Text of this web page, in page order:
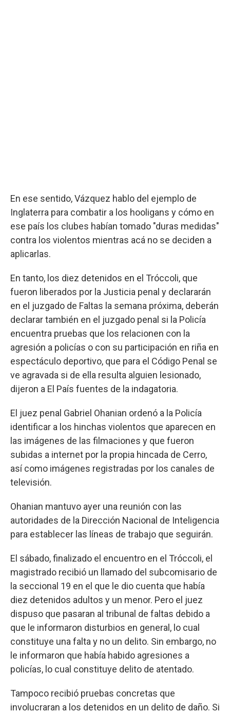
En ese sentido, Vázquez hablo del ejemplo de
Inglaterra para combatir a los hooligans y cómo en
ese país los clubes habían tomado "duras medidas"
contra los violentos mientras acá no se deciden a
aplicarlas.
En tanto, los diez detenidos en el Tróccoli, que
fueron liberados por la Justicia penal y declararán
en el juzgado de Faltas la semana próxima, deberán
declarar también en el juzgado penal si la Policía
encuentra pruebas que los relacionen con la
agresión a policías o con su participación en riña en
espectáculo deportivo, que para el Código Penal se
ve agravada si de ella resulta alguien lesionado,
dijeron a El País fuentes de la indagatoria.
El juez penal Gabriel Ohanian ordenó a la Policía
identificar a los hinchas violentos que aparecen en
las imágenes de las filmaciones y que fueron
subidas a internet por la propia hincada de Cerro,
así como imágenes registradas por los canales de
televisión.
Ohanian mantuvo ayer una reunión con las
autoridades de la Dirección Nacional de Inteligencia
para establecer las líneas de trabajo que seguirán.
El sábado, finalizado el encuentro en el Tróccoli, el
magistrado recibió un llamado del subcomisario de
la seccional 19 en el que le dio cuenta que había
diez detenidos adultos y un menor. Pero el juez
dispuso que pasaran al tribunal de faltas debido a
que le informaron disturbios en general, lo cual
constituye una falta y no un delito. Sin embargo, no
le informaron que había habido agresiones a
policías, lo cual constituye delito de atentado.
Tampoco recibió pruebas concretas que
involucraran a los detenidos en un delito de daño. Si